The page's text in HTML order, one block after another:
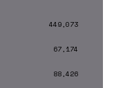
449,073
67,174
88,426